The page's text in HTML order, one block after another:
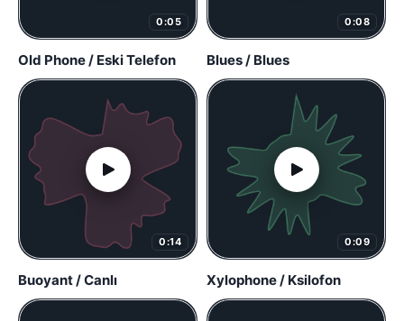
0:05
Old Phone / Eski Telefon
0:08
Blues / Blues
0:14
Buoyant / Canlı
0:09
Xylophone / Ksilofon